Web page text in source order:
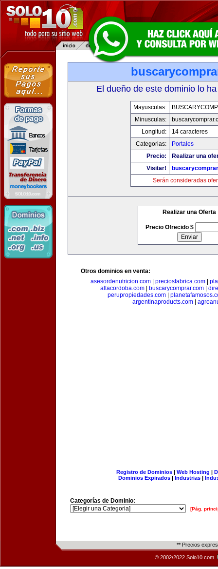
El dueño de este dominio lo
Mayusculas:
Minusculas:
Longitud:
14 caracteres
Categorias:
Portales
Precio:
Realizar una
Visitar!
Serán consideradas
Realizar una Oferta
Precio Ofrecido $
Otros dominios en venta:
asesordenutricion.com
preciosfabrica.com
altacordoba.com
buscarycomprar.com
perupropiedades.com
argentinaproducts.com|
Registro de Dominios| Web Hosting |
Dominios Expirados | Industrias |
Categorías de Dominio:
[Pág.
** Precios
© 2002/2022 Solo10.com